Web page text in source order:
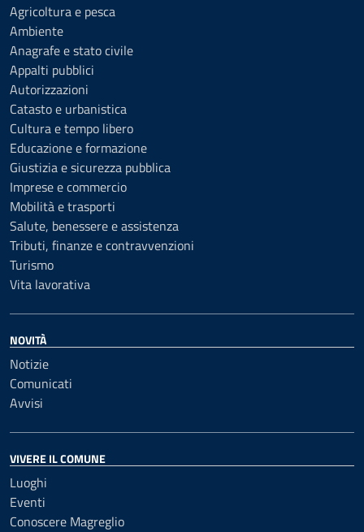
Agricoltura e pesca
Ambiente
Anagrafe e stato civile
Appalti pubblici
Autorizzazioni
Catasto e urbanistica
Cultura e tempo libero
Educazione e formazione
Giustizia e sicurezza pubblica
Imprese e commercio
Mobilità e trasporti
Salute, benessere e assistenza
Tributi, finanze e contravvenzioni
Turismo
Vita lavorativa
NOVITÀ
Notizie
Comunicati
Avvisi
VIVERE IL COMUNE
Luoghi
Eventi
Conoscere Magreglio